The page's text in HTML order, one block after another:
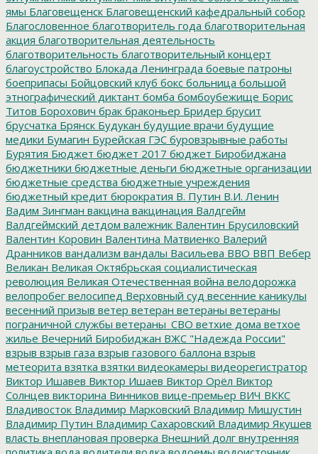
ямы Благовещенск Благовещенский кафедральный собор
Благословенное благотворитель года благотворительная
акция благотворительная деятельность
благотворительность благотворительный концерт
благоустройство Блокада Ленинграда боевые патроны
боеприпасы Бойцовский клуб бокс больница большой
этнографический диктант бомба бомбоубежище Борис
Титов Борохович брак браконьер Бридер брусит
брусчатка Брянск Будукан будущие врачи будущие
медики Бумагин Бурейская ГЭС буровзрывные работы
Бурятия Бюджет бюджет 2017 бюджет Биробиджана
бюджетники бюджетные деньги бюджетные организации
бюджетные средства бюджетные учреждения
бюджетный кредит бюрократия В. Путин В.И. Ленин
Вадим Зингман вакцина вакцинация Валдгейм
Валдгеймский детдом валежник Валентин Брусиловский
Валентин Коровин Валентина Матвиенко Валерий
Дранников вандализм вандалы Васильева ВВО ВВП Вебер
Великан Великая Октябрьская социалистическая
революция Великая Отечественная война велодорожка
велопробег велосипед Верховный суд весенние каникулы
весенний призыв ветер ветеран ветераны ветераны
пограничной службы ветераны_СВО ветхие дома ветхое
жилье Вечерний Биробиджан ВЖС "Надежда России"
взрыв взрыв газа взрыв газового баллона взрыв
метеорита взятка взятки видеокамеры видеорегистратор
Виктор Ишавев Виктор Ишаев Виктор Орёл Виктор
Солнцев викторина Винников вице-премьер ВИЧ ВККС
Владивосток Владимир Марковский Владимир Мишустин
Владимир Путин Владимир Сахаровский Владимир Якушев
власть внеплановая проверка Внешний долг внутренняя